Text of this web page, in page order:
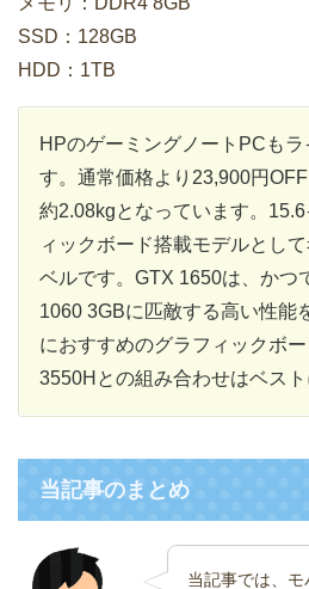
SSD：128GB
HDD：1TB
HPのゲーミングノートPCもラ
す。通常価格より23,900円
約2.08kgとなっています。
ィックボード搭載モデルとし
ベルです。GTX 1650は、かつ
1060 3GBに匹敵する高い性能
におすすめのグラフィックボ
3550Hとの組み合わせはベスト
当記事のまとめ
当記事では、